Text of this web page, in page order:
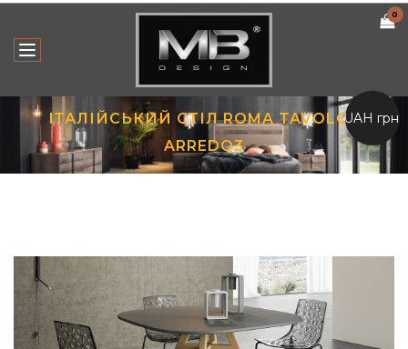
0
ІТАЛІЙСЬКИЙ СТІЛ ROMA TAVOLO |
ARREDO3
UAH грн.